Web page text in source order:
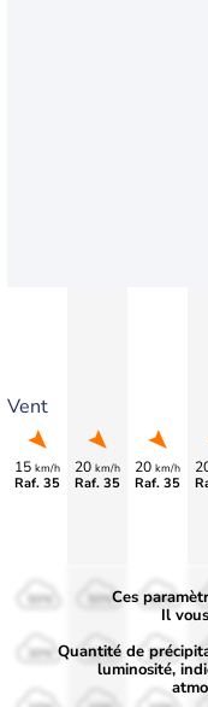
Vent
15 km/h
Raf. 35
20 km/h
Raf. 35
20 km/h
Raf. 35
50%
30%
50%
30%
50%
30%
Ces
Il
Quantité de
luminosité,